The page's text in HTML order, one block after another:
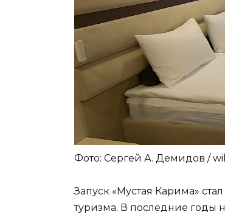
Фото: Сергей А. Демидов /
Запуск «Мустая Карима»
туризма. В последние годы